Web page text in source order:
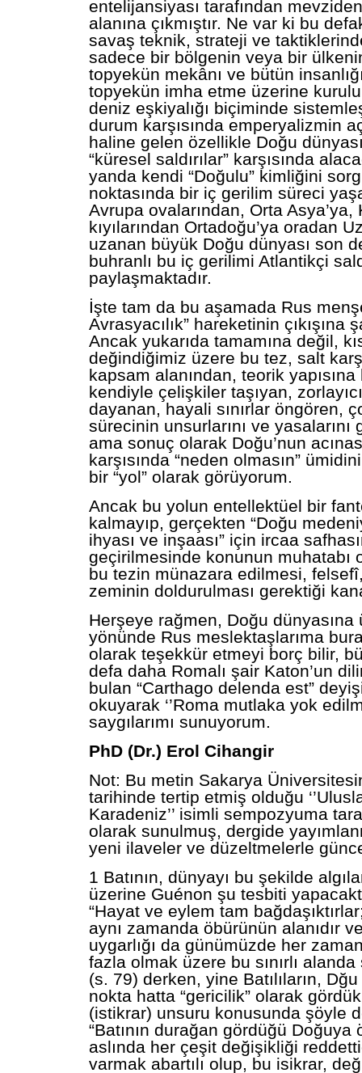
entelijansiyası tarafından
alanına çıkmıştır. Ne var ki bu
savaş teknik, strateji ve
sadece bir bölgenin veya bir
topyekün mekânı ve bütün
topyekün imha etme üzerine
deniz eşkiyalığı biçiminde
durum karşısında emperyalizmin
haline gelen özellikle Doğu
“küresel saldırılar” karşısında
yanda kendi “Doğulu” kimliğini
noktasında bir iç gerilim süreci
Avrupa ovalarından, Orta Asya’ya,
kıyılarından Ortadoğu’ya oradan
uzanan büyük Doğu dünyası son
buhranlı bu iç gerilimi Atlantikçi
paylaşmaktadır.
İşte tam da bu aşamada Rus
Avrasyacılık” hareketinin çıkışına
Ancak yukarıda tamamına değil,
değindiğimiz üzere bu tez, salt
kapsam alanından, teorik
kendiyle çelişkiler taşıyan,
dayanan, hayali sınırlar öngören,
sürecinin unsurlarını ve yasalarını
ama sonuç olarak Doğu’nun
karşısında “neden olmasın”
bir “yol” olarak görüyorum.
Ancak bu yolun entellektüel bir
kalmayıp, gerçekten “Doğu
ihyası ve inşaası” için ircaa
geçirilmesinde konunun muhatabı
bu tezin münazara edilmesi,
zeminin doldurulması gerektiği
Herşeye rağmen, Doğu dünyasına
yönünde Rus meslektaşlarıma
olarak teşekkür etmeyi borç bilir,
defa daha Romalı şair Katon’un
bulan “Carthago delenda est”
okuyarak ‘’Roma mutlaka yok
saygılarımı sunuyorum.
PhD (Dr.) Erol Cihangir
Not: Bu metin Sakarya
tarihinde tertip etmiş olduğu
Karadeniz’’ isimli sempozyuma
olarak sunulmuş, dergide
yeni ilaveler ve düzeltmelerle
1 Batının, dünyayı bu şekilde
üzerine Guénon şu tesbiti
“Hayat ve eylem tam
aynı zamanda öbürünün alanıdır
uygarlığı da günümüzde her
fazla olmak üzere bu sınırlı alanda
(s. 79) derken, yine Batılıların,
nokta hatta “gericilik” olarak
(istikrar) unsuru konusunda şöyle
“Batının durağan gördüğü Doğuya
aslında her çeşit değişikliği
varmak abartılı olup, bu isikrar,